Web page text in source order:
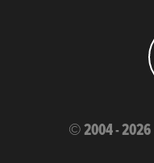
© 2004 - 2026